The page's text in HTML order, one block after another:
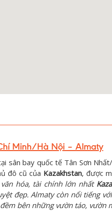
Minh/Hà Nội – Almaty
sân bay quốc tế Tân Sơn
đô cũ của Kazakhstan, được
hóa, tài chính lớn nhất
đẹp. Almaty còn nổi tiếng
bên những vườn táo, vườn